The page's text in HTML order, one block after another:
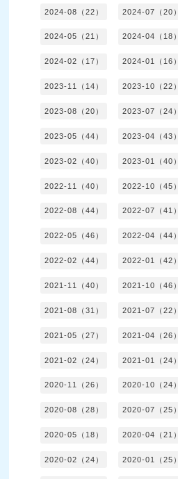
2024-08（22） 2024-07（20）
2024-05（21） 2024-04（18）
2024-02（17） 2024-01（16）
2023-11（14） 2023-10（22）
2023-08（20） 2023-07（24）
2023-05（44） 2023-04（43）
2023-02（40） 2023-01（40）
2022-11（40） 2022-10（45）
2022-08（44） 2022-07（41）
2022-05（46） 2022-04（44）
2022-02（44） 2022-01（42）
2021-11（40） 2021-10（46）
2021-08（31） 2021-07（22）
2021-05（27） 2021-04（26）
2021-02（24） 2021-01（24）
2020-11（26） 2020-10（24）
2020-08（28） 2020-07（25）
2020-05（18） 2020-04（21）
2020-02（24） 2020-01（25）